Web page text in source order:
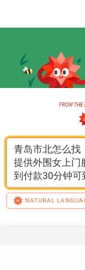
青岛市北怎么找
提供外围女上门
到付款30分钟可
NATURAL